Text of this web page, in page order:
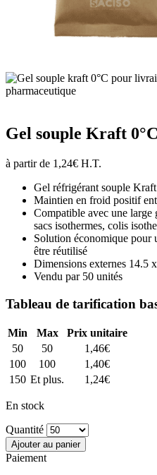
Gel souple Kraft
à partir de 1,24€ H.T.
Gel réfrigérant souple
Maintien en froid positif
Compatible avec une large
sacs isothermes, colis
Solution économique pour
être réutilisé
Dimensions externes 14.5
Vendu par 50 unités
Tableau de tarification
Min Max
Prix unitaire
50
50 1,46€
100
100 1,40€
150 Et plus. 1,24€
En stock
Quantité
Ajouter au panier
Paiement